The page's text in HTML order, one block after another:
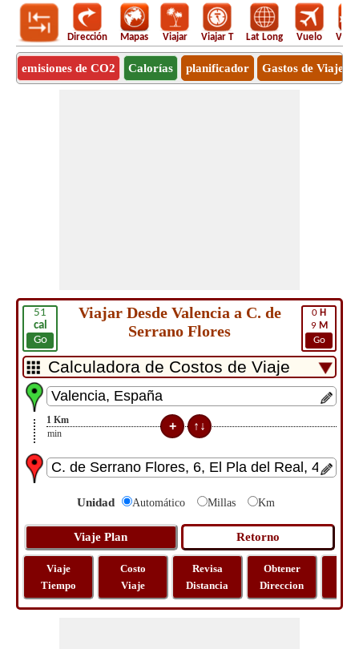
Dirección Mapas Viajar Viajar T Lat Long Vuelo
emisiones de CO2 Calorías planificador Gastos de Viaje
51
cal
Go
0 H
9 M
Go
Viajar Desde Valencia a C. de
Serrano Flores
1 Km
min
Unidad Automático Millas Km
Viaje
Tiempo
Costo
Viaje
Revisa
Distancia
Obtener
Direccion